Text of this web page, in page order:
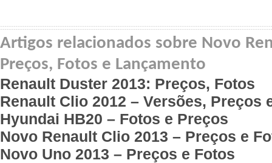
Artigos relacionados sobre Novo
Preços, Fotos e Lançamento
Renault Duster 2013: Preços, Fotos
Renault Clio 2012 – Versões, Preços
Hyundai HB20 – Fotos e Preços
Novo Renault Clio 2013 – Preços e
Novo Uno 2013 – Preços e Fotos